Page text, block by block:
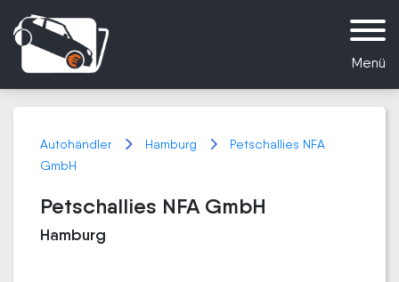
Menü
Autohändler Hamburg
Petschallies NFA
GmbH
Petschallies NFA GmbH
Hamburg